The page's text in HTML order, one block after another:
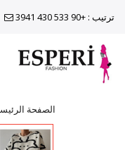
ترتيب : +90 533 430 3941
الصفحة